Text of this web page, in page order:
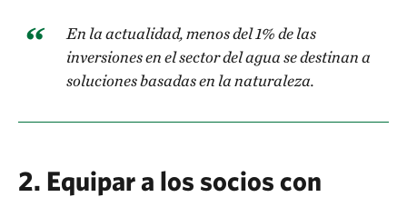
En la actualidad, menos del 1% de las
inversiones en el sector del agua se destinan a
soluciones basadas en la naturaleza.
2. Equipar a los socios con